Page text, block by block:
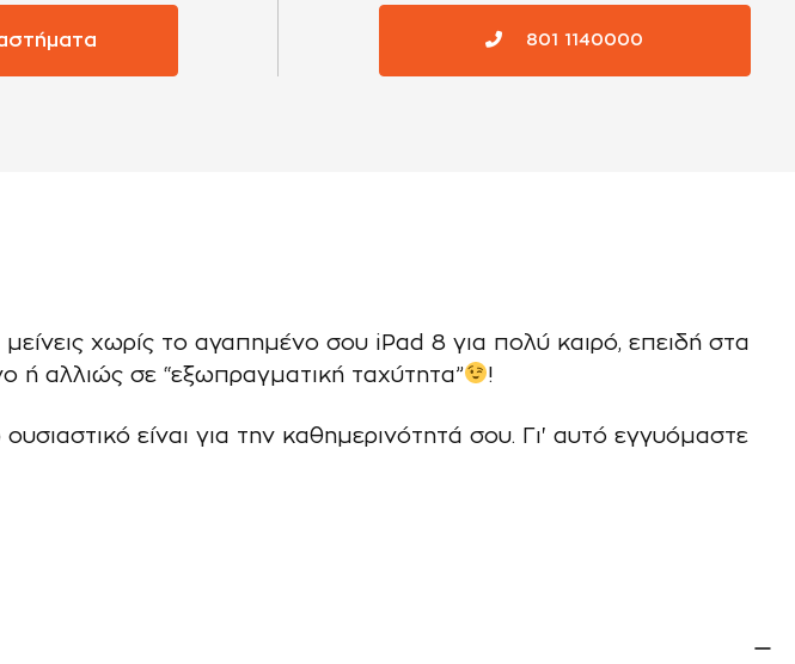
801 1140000
μείνεις χωρίς το αγαπημένο σου iPad 8 για πολύ καιρό, επειδή στα
ή αλλιώς σε “εξωπραγματική ταχύτητα”
!
είναι για την καθημερινότητά σου. Γι' αυτό εγγυόμαστε